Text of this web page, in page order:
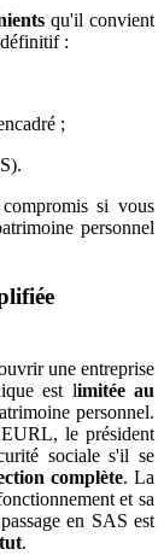
qu'il convient
:
;
si vous
personnel
une entreprise
est limitée au
personnel.
le président
sociale s'il se
complète. La
et sa
en SAS est
.